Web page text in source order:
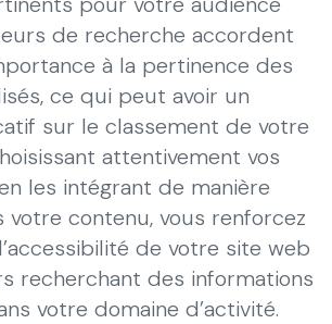
de recherche accordent
à la pertinence des
ce qui peut avoir un
sur le classement de votre
attentivement vos
les intégrant de manière
votre contenu, vous renforcez
de votre site web
recherchant des informations
votre domaine d’activité.